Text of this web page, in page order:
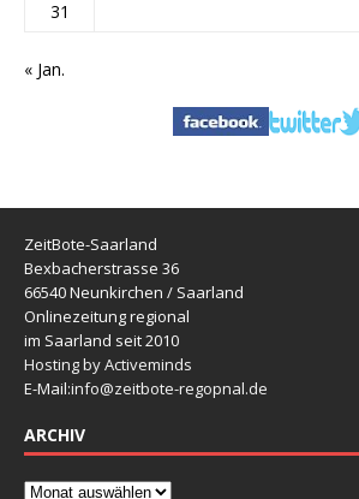
31
« Jan.
ZeitBote-Saarland
Bexbacherstrasse 36
66540 Neunkirchen / Saarland
Onlinezeitung regional
im Saarland seit 2010
Hosting by Activeminds
E-Mail:info@zeitbote-regopnal.de
ARCHIV